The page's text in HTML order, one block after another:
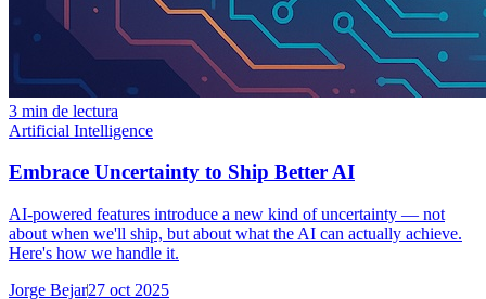
3 min de lectura
Artificial Intelligence
Embrace Uncertainty to Ship Better AI
AI-powered features introduce a new kind of uncertainty — not
about when we'll ship, but about what the AI can actually achieve.
Here's how we handle it.
Jorge Bejar27 oct 2025